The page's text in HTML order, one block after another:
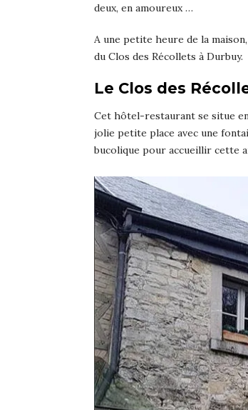
deux, en amoureux …
A une petite heure de la
du Clos des Récollets à Durbuy.
Le Clos des
Cet hôtel-restaurant se situe
jolie petite place avec une
bucolique pour accueillir cette